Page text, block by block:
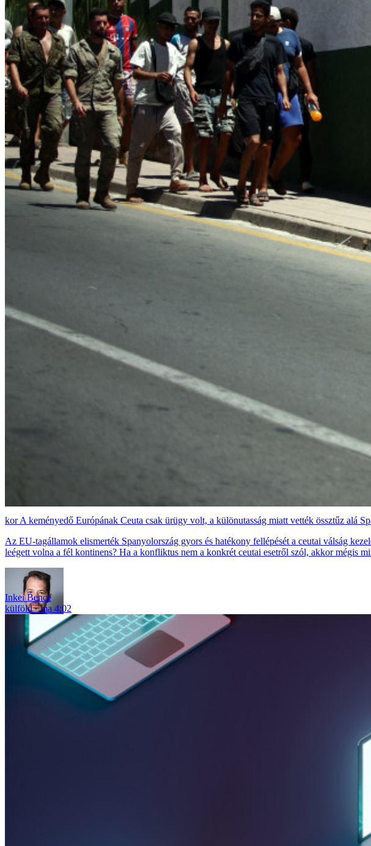
A keményedő Európának Ceuta csak ürügy volt, a különutasság miatt vették össztűz alá
Az EU-tagállamok elismerték Spanyolország gyors és hatékony fellépését a ceutai válság
leégett volna a fél kontinens? Ha a konfliktus nem a konkrét ceutai esetről szól, akkor mégis
Inkei Bence
külföld
ma 4:02